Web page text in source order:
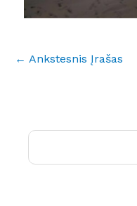
← Ankstesnis Įrašas